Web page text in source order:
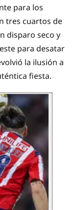
para los
tres cuartos de
disparo seco y
para desatar
la ilusión a
fiesta.